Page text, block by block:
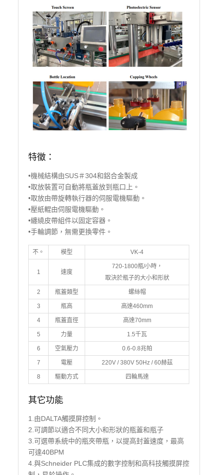
特徵：
•機械結構由SUS＃304和鋁合金製成
•取放裝置可自動將瓶蓋放到瓶口上。
•取放由帶旋轉執行器的伺服電機驅動。
•壓紙輥由伺服電機驅動。
•纏繞皮帶組件以固定容器。
•手輪調節，無需更換零件。
不。 模型 VK-4
1 速度
720-1800瓶/小時，
取決於瓶子的大小和形狀
2 瓶蓋類型 螺絲帽
3 瓶高 高達460mm
4 瓶蓋直徑 高達70mm
5 力量 1.5千瓦
6 空氣壓力 0.6-0.8兆帕
7 電壓 220V / 380V 50Hz / 60赫茲
8 驅動方式 四輪馬達
其它功能
1.由DALTA觸摸屏控制。
2.可調節以適合不同大小和形狀的瓶蓋和瓶子
3.可選帶系統中的瓶夾帶瓶，以提高封蓋速度，最高
可達40BPM
4.與Schneider PLC集成的數字控制和高科技觸摸屏控